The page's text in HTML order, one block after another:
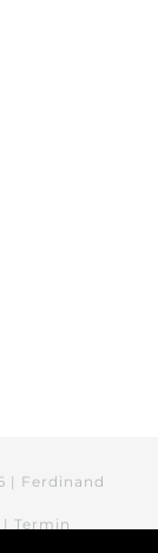
| Ferdinand
Termin